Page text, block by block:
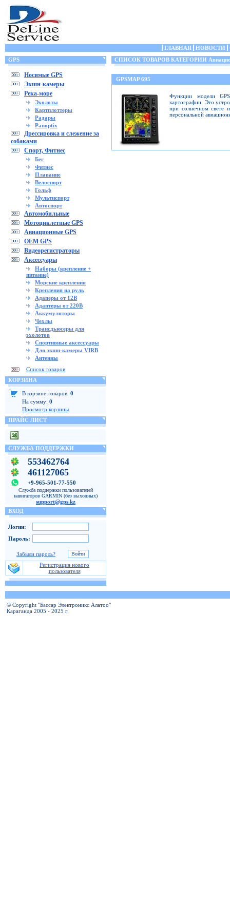
ГЛАВНАЯ НОВОСТИ
GPS
Носимые GPS
Экшн-камеры
Река-море
Эхолоты
Картплоттеры
Радары
Panoptix
Дрессировка и слежение за
собаками
Спорт, Фитнес
Бег
Фитнес
Плавание
Велоспорт
Гольф
Мультиспорт
Автоспорт
Автомобильные
Мотоциклетные GPS
Авиационные GPS
OEM GPS
Видеорегистраторы
Аксессуары
Наборы (крепление +
питание)
Морские крепления
Крепления на руль
Адаперы от 12В
Адаптеры от 220В
Аккумуляторы
Чехлы
Трансдьюсеры для
эхолотов
Спортивные аксессуары
Для экшн-камеры VIRB
Антенны
Список товаров
КОРЗИНА
В корзине товаров: 0
На сумму: 0
Просмотр корзины
ПРАЙС ЛИСТ
СЛУЖБА ПОДДЕРЖКИ
553462764
461127065
+9-965-501-77-550
Служба поддержки пользователей
навигаторов GARMIN (без выходных)
support@gps.kz
ВХОД
Логин:
Пароль:
Забыли пароль?
Регистрация нового
пользователя
СПИСОК ТОВАРОВ КАТЕГОРИИ
GPSMAP 695
Функции модели
картографии. Это
при солнечном свете
персональной
© Copyright "Бассар Электроникс Алатоо"
Караганда 2005 - 2025 г.